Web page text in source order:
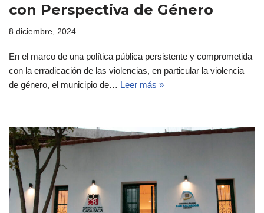
con Perspectiva de Género
8 diciembre, 2024
En el marco de una política pública persistente y comprometida
con la erradicación de las violencias, en particular la violencia
de género, el municipio de… Leer más »